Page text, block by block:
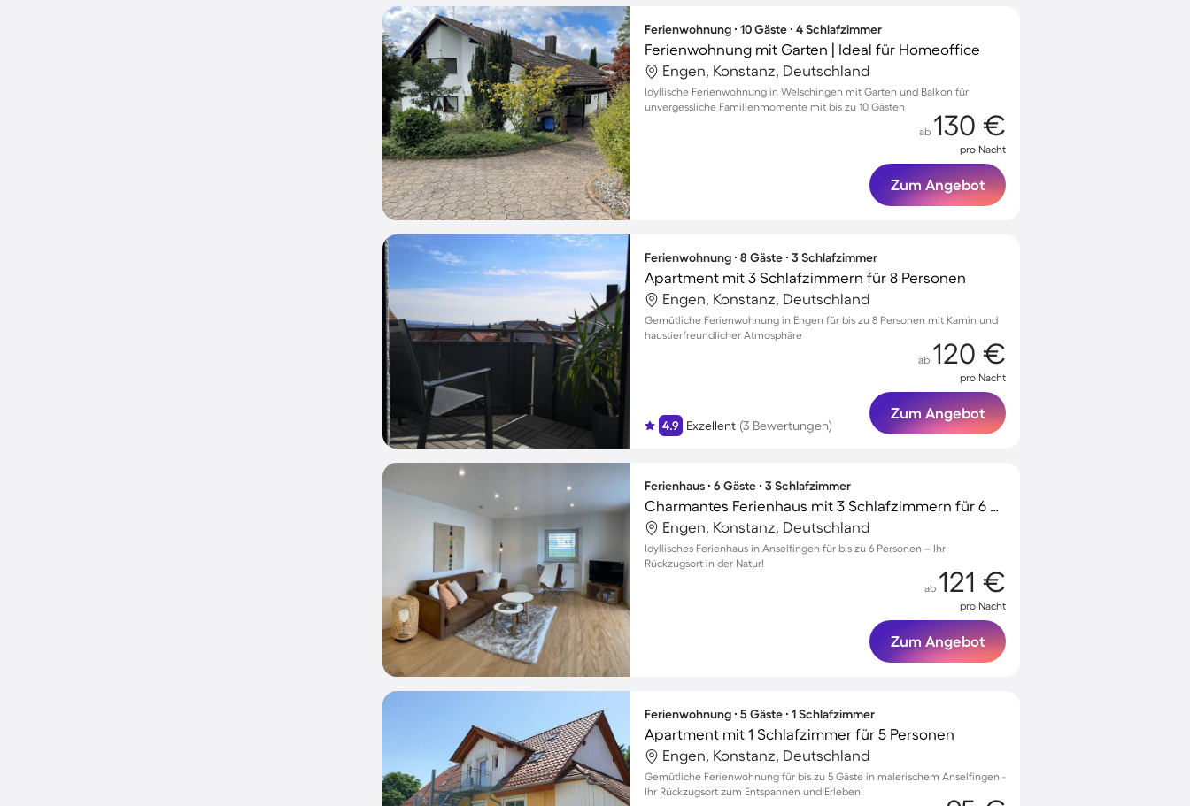
Ferienwohnung ∙ 10 Gäste ∙ 4 Schlafzimmer
Ferienwohnung mit Garten | Ideal für Homeoffice
Engen, Konstanz, Deutschland
Idyllische Ferienwohnung in Welschingen mit Garten und Balkon für
unvergessliche Familienmomente mit bis zu 10 Gästen
ab 130 €
pro Nacht
Zum Angebot
Ferienwohnung ∙ 8 Gäste ∙ 3 Schlafzimmer
Apartment mit 3 Schlafzimmern für 8 Personen
Engen, Konstanz, Deutschland
Gemütliche Ferienwohnung in Engen für bis zu 8 Personen mit Kamin und
haustierfreundlicher Atmosphäre
4.9 Exzellent (3 Bewertungen)
ab 120 €
pro Nacht
Zum Angebot
Ferienhaus ∙ 6 Gäste ∙ 3 Schlafzimmer
Charmantes Ferienhaus mit 3 Schlafzimmern für 6 Personen
Engen, Konstanz, Deutschland
Idyllisches Ferienhaus in Anselfingen für bis zu 6 Personen – Ihr
Rückzugsort in der Natur!
ab 121 €
pro Nacht
Zum Angebot
Ferienwohnung ∙ 5 Gäste ∙ 1 Schlafzimmer
Apartment mit 1 Schlafzimmer für 5 Personen
Engen, Konstanz, Deutschland
Gemütliche Ferienwohnung für bis zu 5 Gäste in malerischem Anselfingen -
Ihr Rückzugsort zum Entspannen und Erleben!